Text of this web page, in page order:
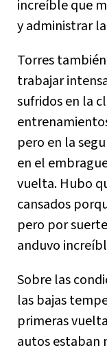
increíble que
y administrar
Torres
trabajar
sufridos en la
pero en la
en el
vuelta. Hubo
cansados
pero por
anduvo
Sobre las
las bajas
primeras
autos estaban